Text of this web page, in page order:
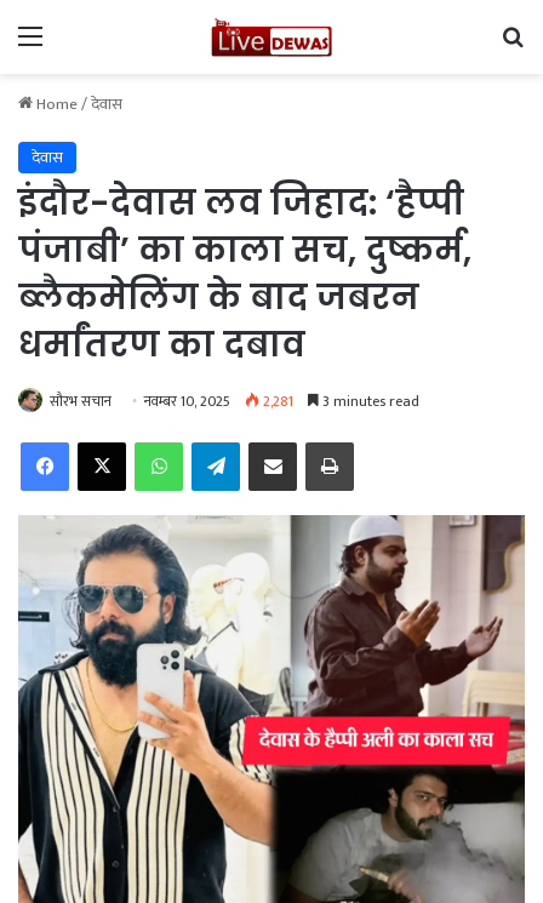
Menu
Home/देवास
देवास
इंदौर-देवास लव जिहाद: ‘हैप्पी
पंजाबी’ का काला सच, दुष्कर्म,
ब्लैकमेलिंग के बाद जबरन
धर्मांतरण का दबाव
सौरभ सचान नवम्बर 10, 2025 2,281 3 minutes read
FacebookX WhatsAppTelegramShare via Email Print